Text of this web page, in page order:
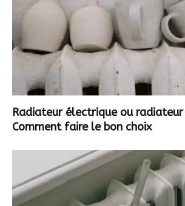
Radiateur électrique ou radiateur
Comment faire le bon choix